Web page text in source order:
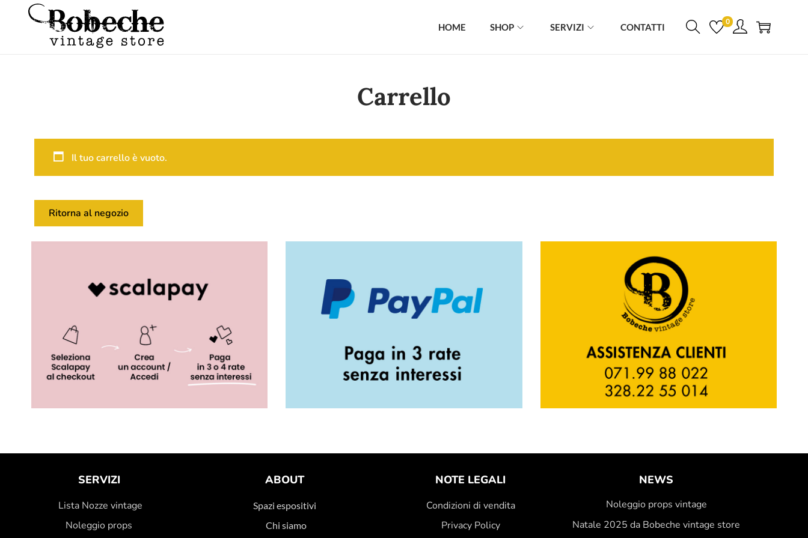
HOME SHOP SERVIZI CONTATTI 0
Carrello
Il tuo carrello è vuoto.
Ritorna al negozio
SERVIZI
Lista Nozze vintage
Noleggio props
ABOUT
Spazi espositivi
Chi siamo
NOTE LEGALI
Condizioni di vendita
Privacy Policy
NEWS
Noleggio props vintage
Natale 2025 da Bobeche vintage store